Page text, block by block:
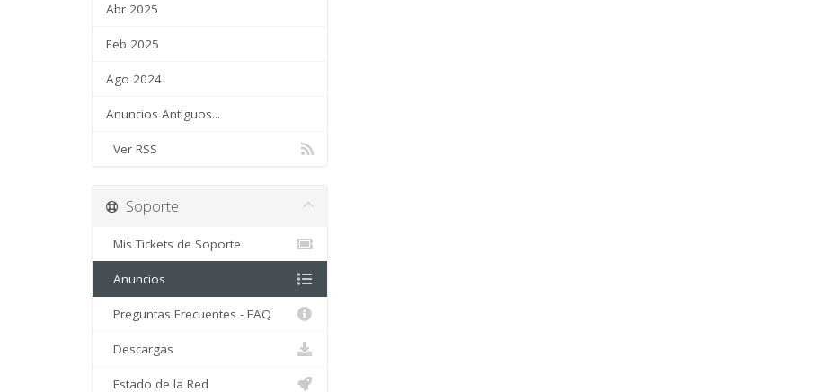
Abr 2025
Feb 2025
Ago 2024
Anuncios Antiguos...
Ver RSS
Soporte
Mis Tickets de Soporte
Anuncios
Preguntas Frecuentes - FAQ
Descargas
Estado de la Red